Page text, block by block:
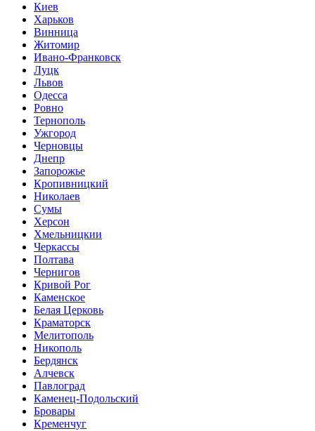
Киев
Харьков
Винница
Житомир
Ивано-Франковск
Луцк
Львов
Одесса
Ровно
Тернополь
Ужгород
Черновцы
Днепр
Запорожье
Кропивницкий
Николаев
Сумы
Херсон
Хмельницкии
Черкассы
Полтава
Чернигов
Кривой Рог
Каменское
Белая Церковь
Краматорск
Мелитополь
Никополь
Бердянск
Алчевск
Павлоград
Каменец-Подольский
Бровары
Кременчуг